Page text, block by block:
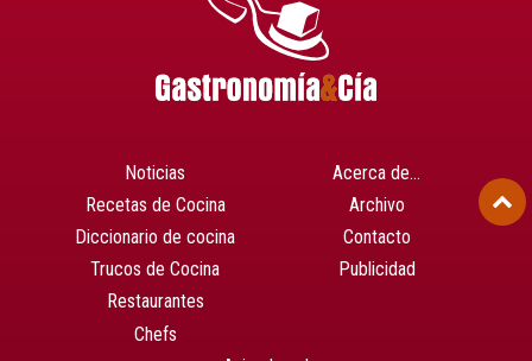
Noticias
Recetas de Cocina
Diccionario de cocina
Trucos de Cocina
Restaurantes
Chefs
Acerca de…
Archivo
Contacto
Publicidad